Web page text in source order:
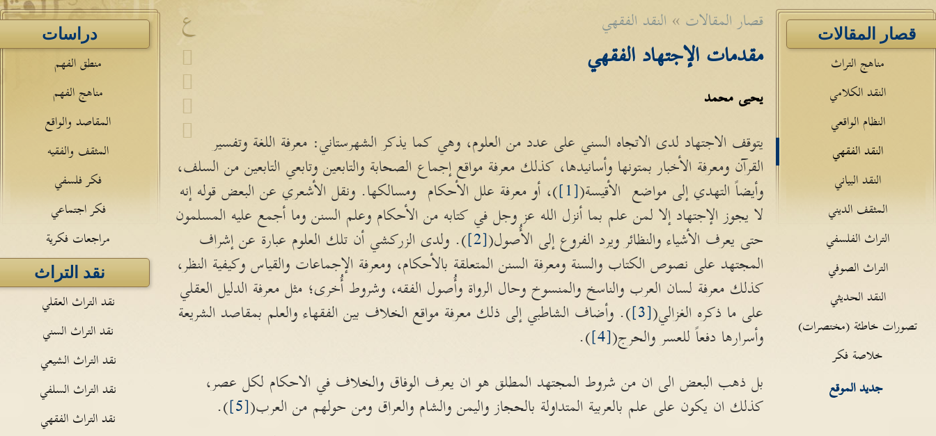
دراسات
منطق الفهم
مناهج الفهم
المقاصد والواقع
المثقف والفقيه
فكر فلسفي
فكر اجتماعي
مراجعات فكرية
نقد التراث
نقد التراث العقلي
نقد التراث السني
نقد التراث الشيعي
نقد التراث السلفي
نقد التراث الفقهي
ع قصار المقالات » النقد الفقهي
مقدمات الإجتهاد الفقهي
يحيى محمد
يتوقف الاجتهاد لدى الاتجاه السني على عدد من العلوم، وهي كما يذكر الشهرستاني: معرفة اللغة وتفسير
القرآن ومعرفة الأخبار بمتونها وأسانيدها، كذلك معرفة مواقع إجماع الصحابة والتابعين وتابعي التابعين من السلف،
وأيضاً التهدي إلى مواضع الأقيسة([1]
)، أو معرفة علل الأحكام ومسالكها. ونقل الأشعري عن البعض قوله إنه
لا يجوز الإجتهاد إلا لمن علم بما أنزل الله عز وجل في كتابه من الأحكام وعلم السنن وما أجمع عليه المسلمون
حتى يعرف الأشياء والنظائر ويرد الفروع إلى الأُصول([2]
). ولدى الزركشي أن تلك العلوم عبارة عن إشراف
المجتهد على نصوص الكتاب والسنة ومعرفة السنن المتعلقة بالأحكام، ومعرفة الإجماعات والقياس وكيفية النظر،
كذلك معرفة لسان العرب والناسخ والمنسوخ وحال الرواة وأُصول الفقه، وشروط أُخرى؛ مثل معرفة الدليل العقلي
على ما ذكره الغزالي([3] ). وأضاف الشاطبي إلى ذلك معرفة مواقع الخلاف بين الفقهاء والعلم بمقاصد الشريعة
وأسرارها دفعاً للعسر والحرج([4]
).
بل ذهب البعض الى ان من شروط المجتهد المطلق هو ان يعرف الوفاق والخلاف في الاحكام لكل عصر،
كذلك ان يكون على علم بالعربية المتداولة بالحجاز واليمن والشام والعراق ومن حولهم من العرب([5]
).
قصار المقالات
مناهج التراث
النقد الكلامي
النظام الواقعي
النقد الفقهي
النقد البياني
المثقف الديني
التراث الفلسفي
التراث الصوفي
النقد الحديثي
تصورات خاطئة (مختصرات)
خلاصة فكر
جديد الموقع